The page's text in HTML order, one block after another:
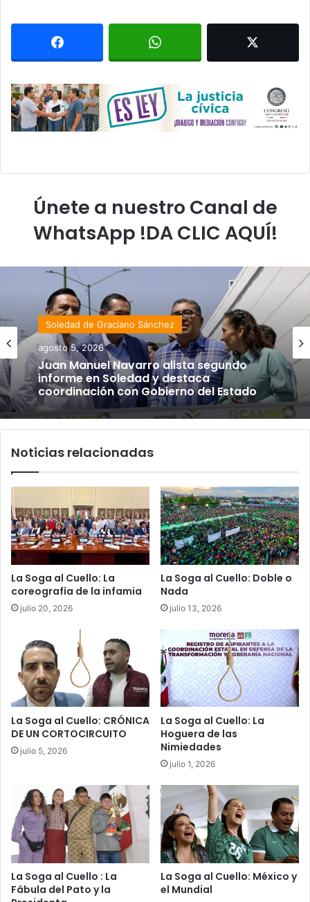
Únete a nuestro Canal de
WhatsApp !DA CLIC AQUÍ!
Soledad de Graciano Sánchez
agosto 5, 2026
Juan Manuel Navarro alista segundo
informe en Soledad y destaca
coordinación con Gobierno del Estado
Noticias relacionadas
La Soga al Cuello: La
coreografía de la infamia
julio 20, 2026
La Soga al Cuello: Doble o
Nada
julio 13, 2026
La Soga al Cuello: CRÓNICA
DE UN CORTOCIRCUITO
julio 5, 2026
La Soga al Cuello: La
Hoguera de las
Nimiedades
julio 1, 2026
La Soga al Cuello : La
Fábula del Pato y la
La Soga al Cuello: México y
el Mundial